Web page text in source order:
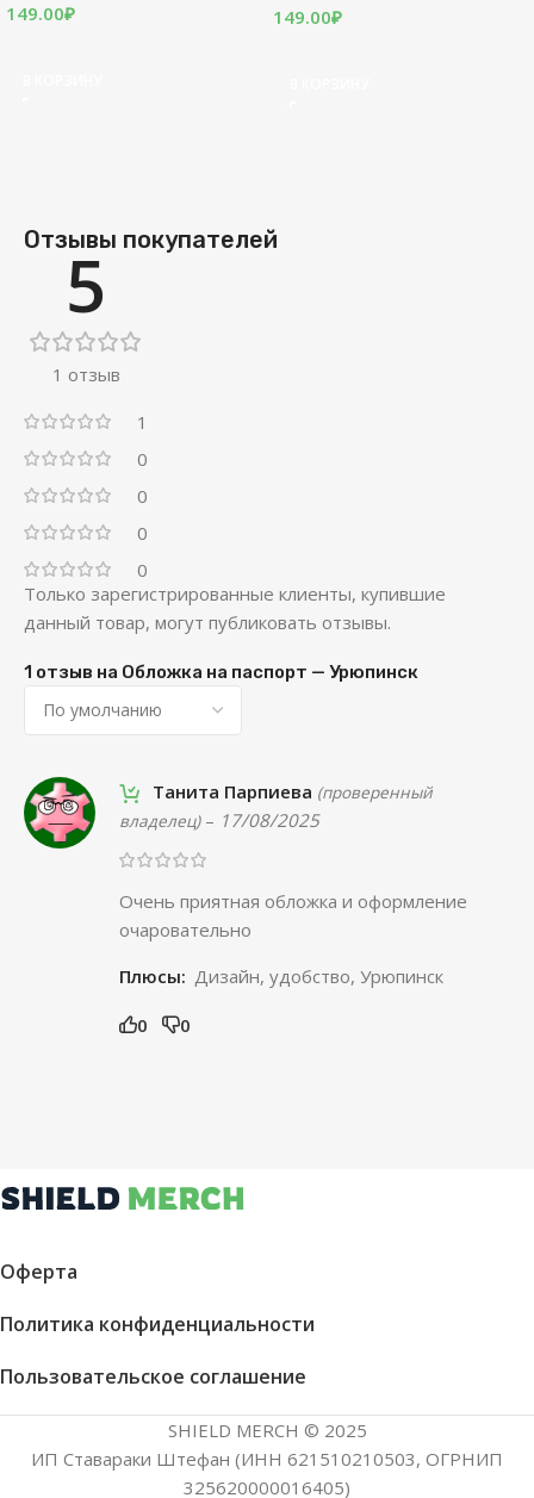
149.00₽
149.00₽
Отзывы покупателей
5
1 отзыв
1
0
0
0
0
1 отзыв на Обложка на паспорт — Урюпинск
Танита Парпиева (проверенный
владелец) – 17/08/2025
Очень приятная обложка и оформление
очаровательно
Плюсы: Дизайн, удобство, Урюпинск
0 0
Только зарегистрированные клиенты, купившие
данный товар, могут публиковать отзывы.
Оферта
Политика конфиденциальности
Пользовательское соглашение
SHIELD MERCH © 2025
ИП Ставараки Штефан (ИНН 621510210503, ОГРНИП
325620000016405)